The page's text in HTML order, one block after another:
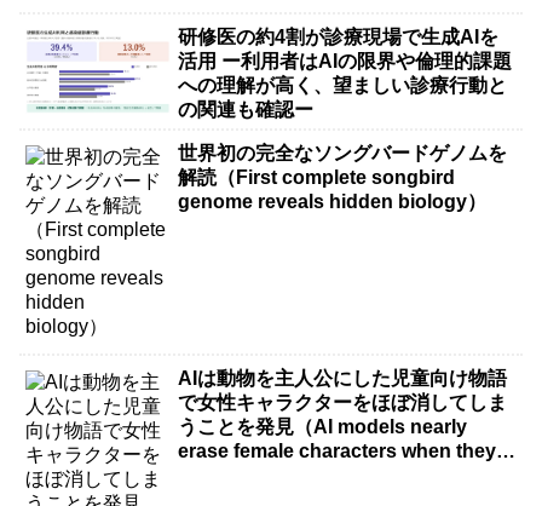
研修医の約4割が診療現場で生成AIを
活用 ー利用者はAIの限界や倫理的課題
への理解が高く、望ましい診療行動と
の関連も確認ー
世界初の完全なソングバードゲノムを
解読（First complete songbird
genome reveals hidden biology）
AIは動物を主人公にした児童向け物語
で女性キャラクターをほぼ消してしま
うことを発見（AI models nearly
erase female characters when they